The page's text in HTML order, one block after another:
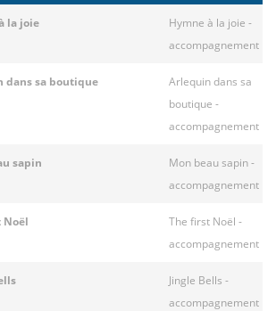
la joie
Hymne à la joie -
accompagnement
dans sa boutique
Arlequin dans sa
boutique -
accompagnement
sapin
Mon beau sapin -
accompagnement
Noël
The first Noël -
accompagnement
Jingle Bells -
accompagnement